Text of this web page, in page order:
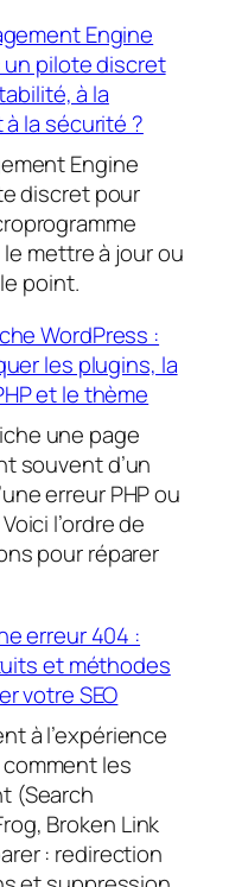
Engine
un pilote discret
à la
la sécurité ?
Engine
discret pour
mettre à jour ou
point.
WordPress :
les plugins, la
et le thème
une page
souvent d’un
erreur PHP ou
l’ordre de
pour réparer
erreur 404 :
et méthodes
votre SEO
à l’expérience
comment les
(Search
Broken Link
: redirection